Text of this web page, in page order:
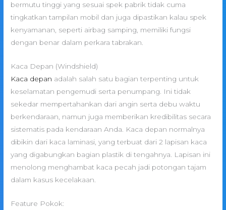
bermutu tinggi yang sesuai spek pabrik tidak cuma
tingkatkan tampilan mobil dan juga dipastikan kalau spek
kenyamanan, seperti airbag samping, memiliki fungsi
dengan benar dalam perkara tabrakan.
Kaca Depan (Windshield)
Kaca depan adalah salah satu bagian terpenting untuk
keselamatan pengemudi serta penumpang. Ini tidak
sekedar mempertahankan dari angin serta debu waktu
berkendaraan, namun juga memberikan kredibilitas secara
sistematis pada kendaraan Anda. Kaca depan normalnya
dibikin dari kaca laminasi, yang terbuat dari 2 lapisan kaca
yang digabungkan bagian plastik di tengahnya. Lapisan ini
menolong menghambat kaca pecah jadi potongan tajam
dalam kasus kecelakaan.
Feature Pokok: